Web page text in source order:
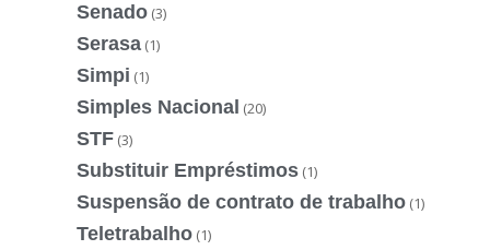
Senado (3)
Serasa (1)
Simpi (1)
Simples Nacional (20)
STF (3)
Substituir Empréstimos (1)
Suspensão de contrato de trabalho (1)
Teletrabalho (1)